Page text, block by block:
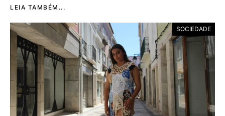
LEIA TAMBÉM...
SOCIEDADE